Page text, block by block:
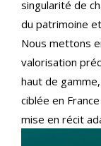
singularité de
du patrimoine
Nous mettons
valorisation
haut de
ciblée en
mise en récit
Implantés au